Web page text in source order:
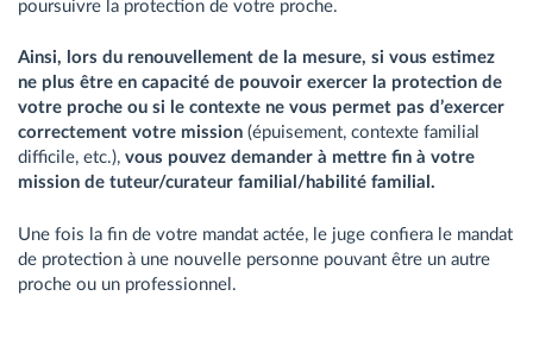
poursuivre la protection de votre proche.
Ainsi, lors du renouvellement de la mesure, si vous estimez
ne plus être en capacité de pouvoir exercer la protection de
votre proche ou si le contexte ne vous permet pas d’exercer
correctement votre mission (épuisement, contexte familial
difficile, etc.), vous pouvez demander à mettre fin à votre
mission de tuteur/curateur familial/habilité familial.
Une fois la fin de votre mandat actée, le juge confiera le mandat
de protection à une nouvelle personne pouvant être un autre
proche ou un professionnel.